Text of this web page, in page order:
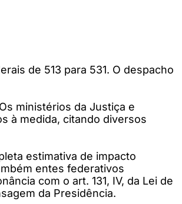
de 513 para 531. O despacho
ministérios da Justiça e
à medida, citando diversos
estimativa de impacto
entes federativos
com o art. 131, IV, da Lei de
da Presidência.